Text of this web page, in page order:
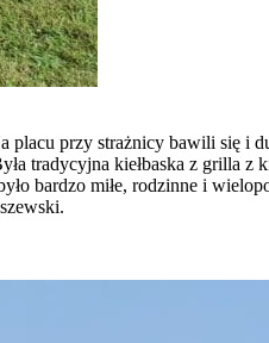
placu przy strażnicy bawili się i
tradycyjna kiełbaska z grilla z
bardzo miłe, rodzinne i